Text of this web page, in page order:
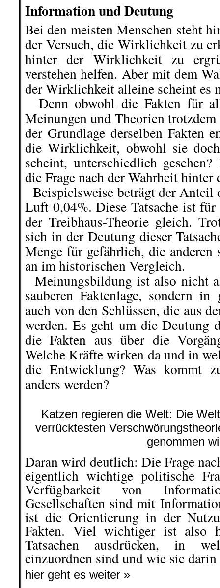
Information und Deutung
Bei den meisten Menschen steht
der Versuch, die Wirklichkeit zu
hinter der Wirklichkeit zu
verstehen helfen. Aber mit dem
der Wirklichkeit alleine scheint es
Denn obwohl die Fakten für
Meinungen und Theorien
der Grundlage derselben Fakten
die Wirklichkeit, obwohl sie
scheint, unterschiedlich
die Frage nach der Wahrheit
Beispielsweise beträgt der
Luft 0,04%. Diese Tatsache ist
der Treibhaus-Theorie gleich.
sich in der Deutung dieser
Menge für gefährlich, die anderen
an im historischen Vergleich.
Meinungsbildung ist also nicht
sauberen Faktenlage, sondern
auch von den Schlüssen, die aus
werden. Es geht um die Deutung
die Fakten aus über die
Welche Kräfte wirken da und in
die Entwicklung? Was kommt
anders werden?
Katzen regieren die Welt: Die
verrücktesten
genommen
Daran wird deutlich: Die Frage
eigentlich wichtige politische
Verfügbarkeit von
Gesellschaften sind mit
ist die Orientierung in der
Fakten. Viel wichtiger ist also
Tatsachen ausdrücken, in
einzuordnen sind und wie sie
hier geht es weiter »